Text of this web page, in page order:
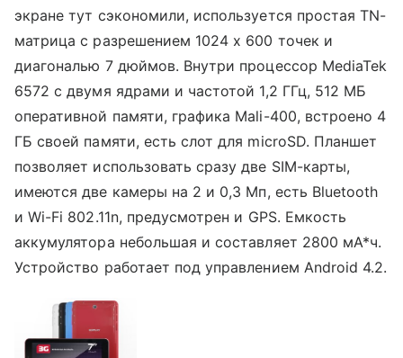
экране тут сэкономили, используется простая TN-
матрица с разрешением 1024 х 600 точек и
диагональю 7 дюймов. Внутри процессор MediaTek
6572 с двумя ядрами и частотой 1,2 ГГц, 512 МБ
оперативной памяти, графика Mali-400, встроено 4
ГБ своей памяти, есть слот для microSD. Планшет
позволяет использовать сразу две SIM-карты,
имеются две камеры на 2 и 0,3 Мп, есть Bluetooth
и Wi-Fi 802.11n, предусмотрен и GPS. Емкость
аккумулятора небольшая и составляет 2800 мА*ч.
Устройство работает под управлением Android 4.2.